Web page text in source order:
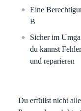
Eine
B
Sicher im
du kannst
und reparieren
Du erfüllst nicht